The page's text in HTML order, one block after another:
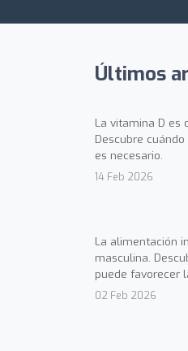
Últimos
La vitamina D es
Descubre
es necesario.
14 Feb 2026
La alimentación
masculina.
puede favorecer
02 Feb 2026